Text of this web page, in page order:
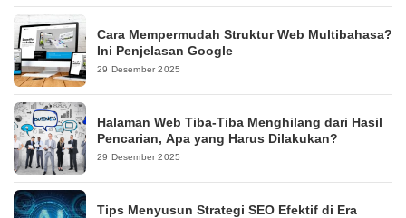
Cara Mempermudah Struktur Web Multibahasa?
Ini Penjelasan Google
29 Desember 2025
Halaman Web Tiba-Tiba Menghilang dari Hasil
Pencarian, Apa yang Harus Dilakukan?
29 Desember 2025
Tips Menyusun Strategi SEO Efektif di Era